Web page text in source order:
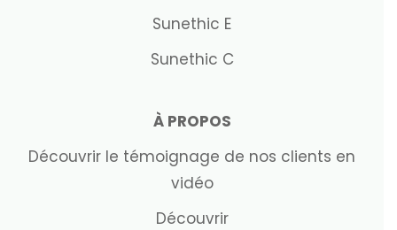
Sunethic E
Sunethic C
À PROPOS
Découvrir le témoignage de nos clients en
vidéo
Découvrir